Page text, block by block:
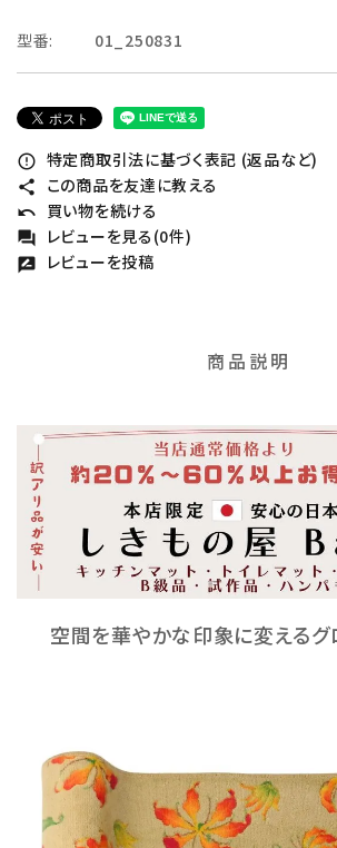
型番: 01_250831
error_outline 特定商取引法に基づく表記 (返品など)
share この商品を友達に教える
undo 買い物を続ける
forum レビューを見る(0件)
rate_review レビューを投稿
商品説明
空間を華やかな印象に変えるグ